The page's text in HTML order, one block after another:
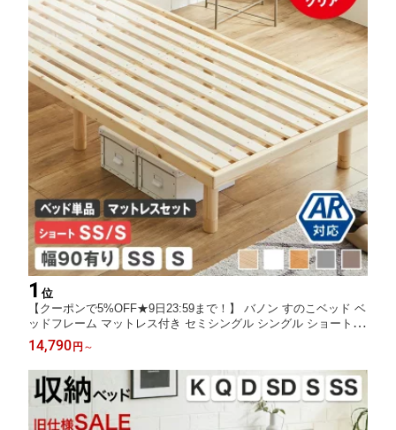
1 位
【クーポンで5%OFF★9日23:59まで！】 バノン すのこベッド ベ
ッドフレーム マットレス付き セミシングル シングル ショート 幅
90cm有り 木製 耐荷重700kgクリア 組立簡単 ヘッドレス 高さ4段
階 低ホルムアルデヒド ベッド ローベッド
14,790円 ～